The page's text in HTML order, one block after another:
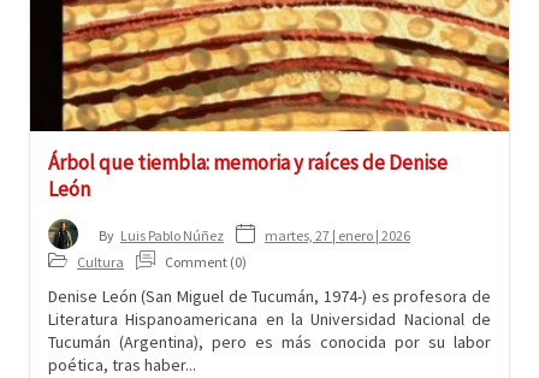
Árbol que tiembla: memoria y raíces de Denise
León
By Luis Pablo Núñez
martes, 27 | enero | 2026
Cultura
Comment (0)
Denise León (San Miguel de Tucumán, 1974-) es profesora de
Literatura Hispanoamericana en la Universidad Nacional de
Tucumán (Argentina), pero es más conocida por su labor
poética, tras haber...